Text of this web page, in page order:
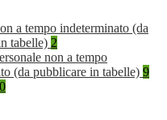
a tempo indeterminato (da
tabelle) 2
non a tempo
(da pubblicare in tabelle) 9